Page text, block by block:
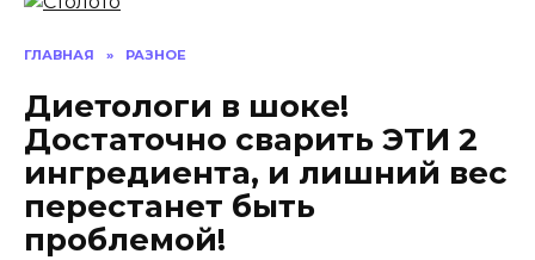
ГЛАВНАЯ » РАЗНОЕ
Диетологи в шоке!
Достаточно сварить ЭТИ 2
ингредиента, и лишний вес
перестанет быть
проблемой!